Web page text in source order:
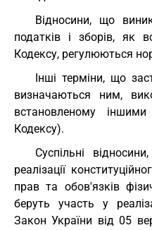
Відносини, що
податків і зборів, як
Кодексу, регулюються
Інші терміни, що
визначаються ним,
встановленому
Кодексу).
Суспільні
реалізації
прав та обов'язків
беруть участь у
Закон України від 05